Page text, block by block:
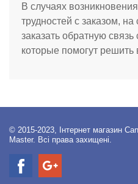
В случаях
трудностей с заказом,
заказать обратную
которые помогут
© 2015-2023, Інтернет магазин
Master. Всі права захищені.